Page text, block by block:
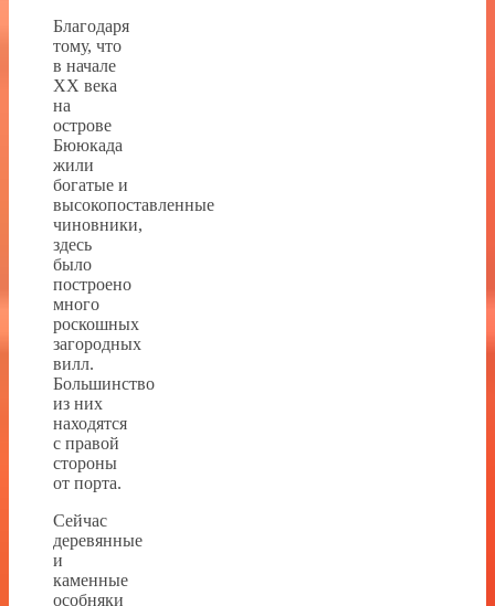
Благодаря
тому, что
в начале
XX века
на
острове
Бююкада
жили
богатые и
высокопоставленные
чиновники,
здесь
было
построено
много
роскошных
загородных
вилл.
Большинство
из них
находятся
с правой
стороны
от порта.
Сейчас
деревянные
и
каменные
особняки